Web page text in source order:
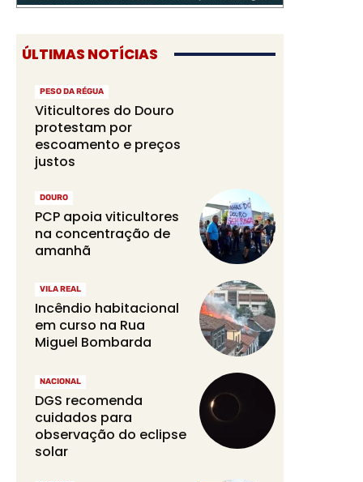
ÚLTIMAS NOTÍCIAS
PESO DA RÉGUA
Viticultores do Douro
protestam por
escoamento e preços
justos
DOURO
PCP apoia viticultores
na concentração de
amanhã
VILA REAL
Incêndio habitacional
em curso na Rua
Miguel Bombarda
NACIONAL
DGS recomenda
cuidados para
observação do eclipse
solar